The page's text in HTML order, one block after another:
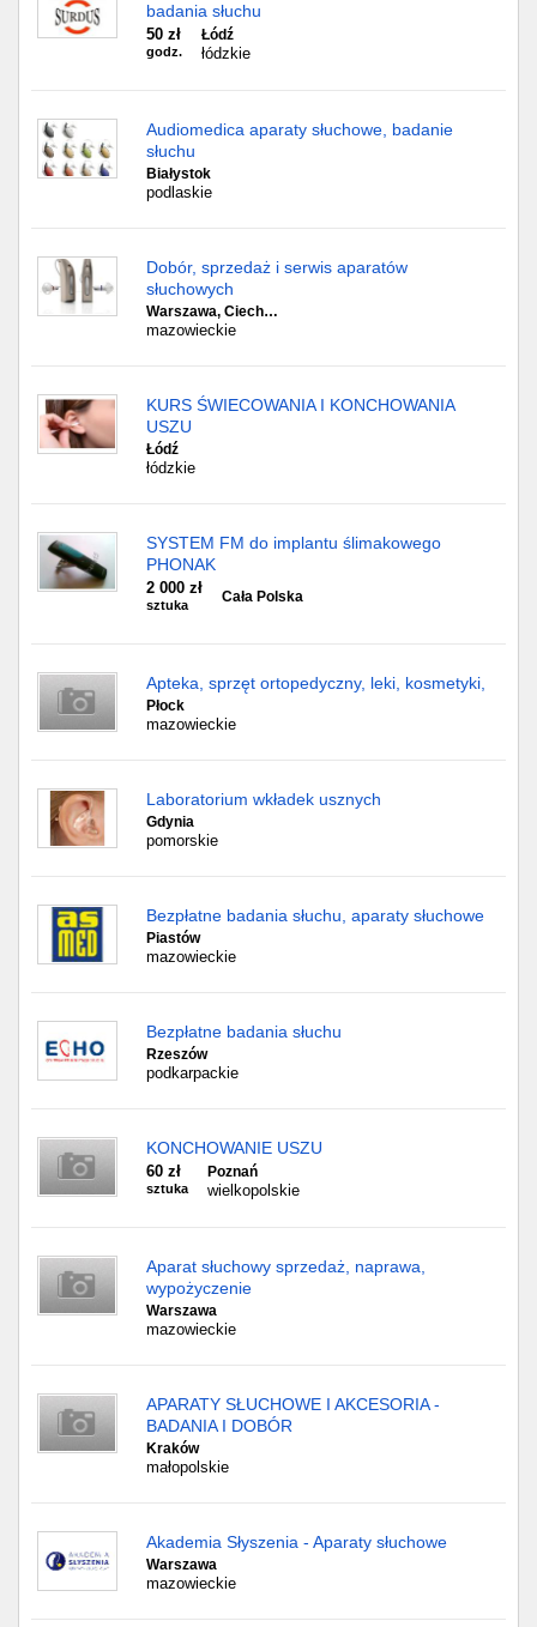
badania słuchu
50 zł
godz.
Łódź
łódzkie
Audiomedica aparaty słuchowe, badanie
słuchu
Białystok
podlaskie
Dobór, sprzedaż i serwis aparatów
słuchowych
Warszawa, Ciech…
mazowieckie
KURS ŚWIECOWANIA I KONCHOWANIA
USZU
Łódź
łódzkie
SYSTEM FM do implantu ślimakowego
PHONAK
2 000 zł
sztuka
Cała Polska
Apteka, sprzęt ortopedyczny, leki, kosmetyki,
Płock
mazowieckie
Laboratorium wkładek usznych
Gdynia
pomorskie
Bezpłatne badania słuchu, aparaty słuchowe
Piastów
mazowieckie
Bezpłatne badania słuchu
Rzeszów
podkarpackie
KONCHOWANIE USZU
60 zł
sztuka
Poznań
wielkopolskie
Aparat słuchowy sprzedaż, naprawa,
wypożyczenie
Warszawa
mazowieckie
APARATY SŁUCHOWE I AKCESORIA -
BADANIA I DOBÓR
Kraków
małopolskie
Akademia Słyszenia - Aparaty słuchowe
Warszawa
mazowieckie